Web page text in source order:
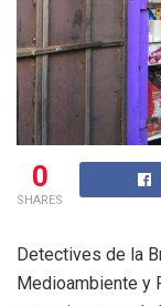
0
SHARES
Detectives de la
Medioambiente y